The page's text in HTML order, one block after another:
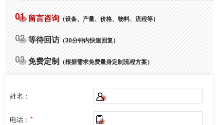
01 留言咨询（设备、产量、价格、物料、流程等）
02 等待回访（30分钟内快速回复）
03 免费定制（根据需求免费量身定制流程方案）
姓名：
电话： *